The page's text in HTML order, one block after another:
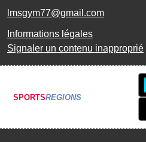
lmsgym77@gmail.com
Informations légales
Signaler un contenu inapproprié
SPORTSREGIONS